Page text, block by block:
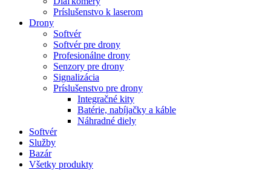
Príslušenstvo k laserom
Drony
Softvér
Softvér pre drony
Profesionálne drony
Senzory pre drony
Signalizácia
Príslušenstvo pre drony
Integračné kity
Batérie, nabíjačky a káble
Náhradné diely
Softvér
Služby
Bazár
Všetky produkty